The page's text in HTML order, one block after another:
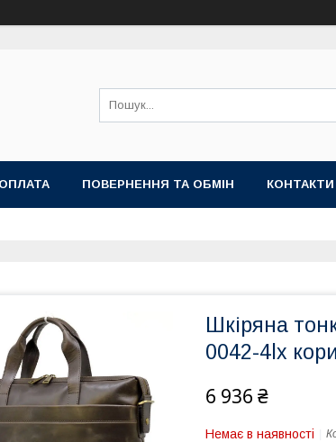
ПОВЕРНЕННЯ ТА ОБМІН КОНТАКТИ
Шкіряна
0042-4lx
6 936 ₴
Немає в наявності